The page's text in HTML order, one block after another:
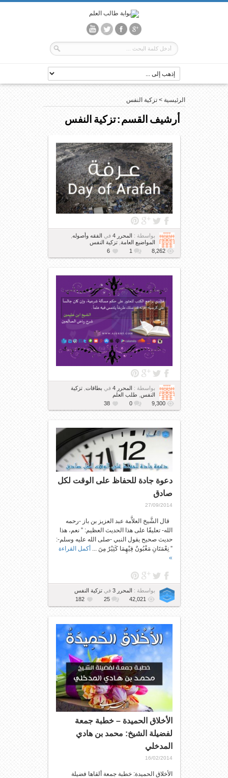
الرئيسية >تزكية النفس
أرشيف القسم :تزكية النفس
بواسطة : المحرر 4 في الفقه وأصوله
المواضيع العامة ,تزكية النفس
8,262
1
6
بواسطة : المحرر 4 في بطاقات ,تزكية
النفس
طلب العلم
9,300
0
38
دعوة جادة للحفاظ على الوقت لكل
صادق
27/09/2014
قال الشَّيخ العلاَّمة عبد العزيز بن باز -رحمه
الله- تعليقًا على هذا الحديث العظيم: ” نعم، هذا
حديث صحيح يقول النبي -صلى الله عليه وسلم-:
” نِعْمَتَانِ مَغْبُونٌ فِيْهِمَا كَثِيْرٌ مِنَ ...أكمل القراءة
»
بواسطة : المحرر 3 فيتزكية النفس
42,021
25
182
الأخلاق الحميدة – خطبة جمعة
لفضيلة الشيخ: محمد بن هادي
المدخلي
16/02/2014
الأخلاق الحميدة: خطبة جمعة ألقاها فضيلة